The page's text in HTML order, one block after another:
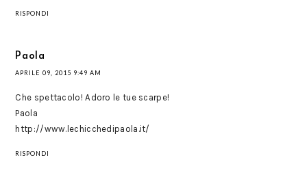
RISPONDI
Paola
APRILE 09, 2015 9:49 AM
Che spettacolo! Adoro le tue scarpe!
Paola
http://www.lechicchedipaola.it/
RISPONDI